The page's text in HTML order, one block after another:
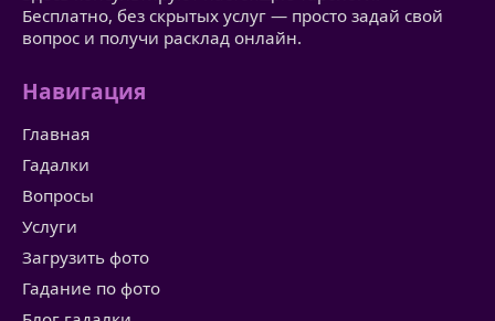
Бесплатно, без скрытых услуг — просто задай свой
вопрос и получи расклад онлайн.
Навигация
Главная
Гадалки
Вопросы
Услуги
Загрузить фото
Гадание по фото